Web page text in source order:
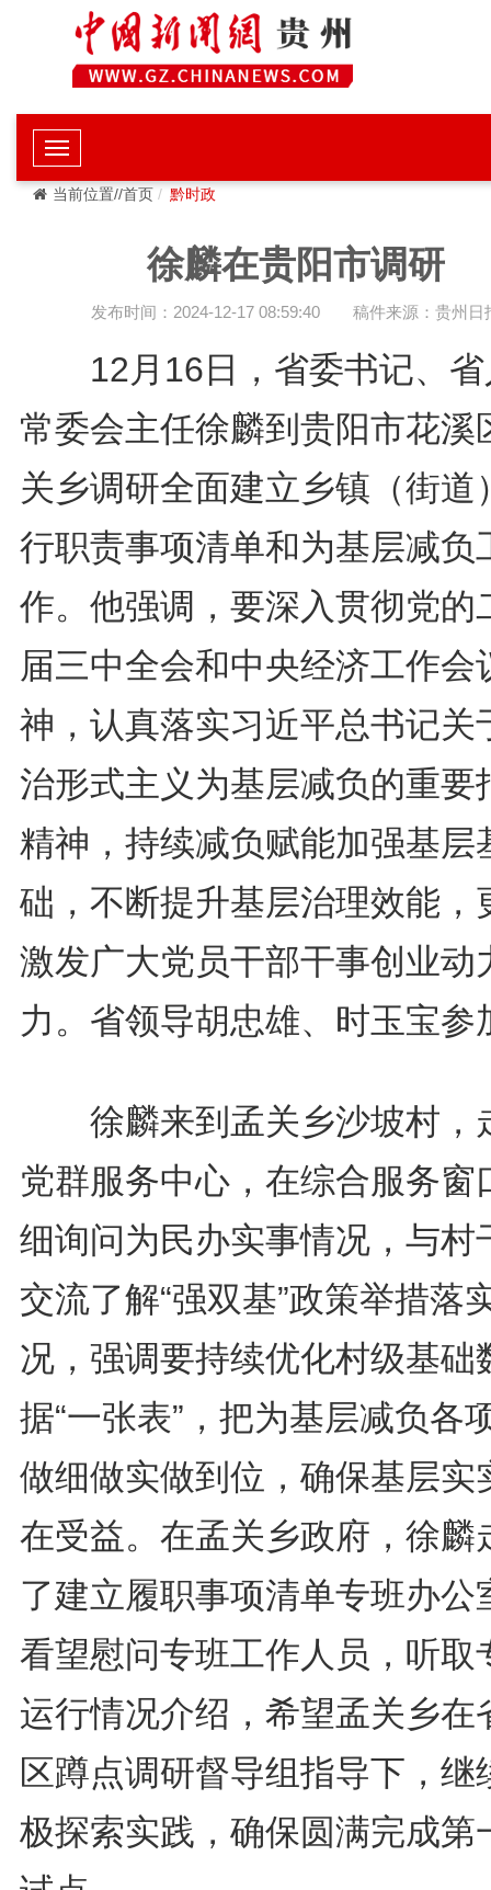
当前位置//首页 黔时政
徐麟在贵阳市调研
发布时间：2024-12-17 08:59:40 稿件来源：贵州日
12月16日，省委书记、省
常委会主任徐麟到贵阳市花溪
关乡调研全面建立乡镇（街道
行职责事项清单和为基层减负
作。他强调，要深入贯彻党的
届三中全会和中央经济工作会
神，认真落实习近平总书记关
治形式主义为基层减负的重要
精神，持续减负赋能加强基层
础，不断提升基层治理效能，
激发广大党员干部干事创业动
力。省领导胡忠雄、时玉宝参
徐麟来到孟关乡沙坡村，
党群服务中心，在综合服务窗
细询问为民办实事情况，与村
交流了解“强双基”政策举措落
况，强调要持续优化村级基础
据“一张表”，把为基层减负各
做细做实做到位，确保基层实
在受益。在孟关乡政府，徐麟
了建立履职事项清单专班办公
看望慰问专班工作人员，听取
运行情况介绍，希望孟关乡在
区蹲点调研督导组指导下，继
极探索实践，确保圆满完成第